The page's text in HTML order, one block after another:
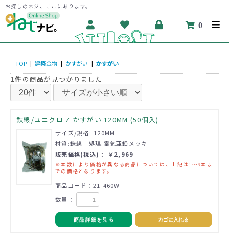
お探しのネジ、ここにあります。
0
TOP | 建築金物 | かすがい | かすがい
1件の商品が見つかりました
鉄線/ユニクロ Z かすがい 120MM (50個入)
サイズ/規格: 120MM
材質:鉄線 処理:電気亜鉛メッキ
販売価格(税込)： ￥2,969
※本数により価格が異なる商品については、上記は1～9本ま
での価格となります。
商品コード：21-460W
数量：
商品詳細を見る カゴに入れる